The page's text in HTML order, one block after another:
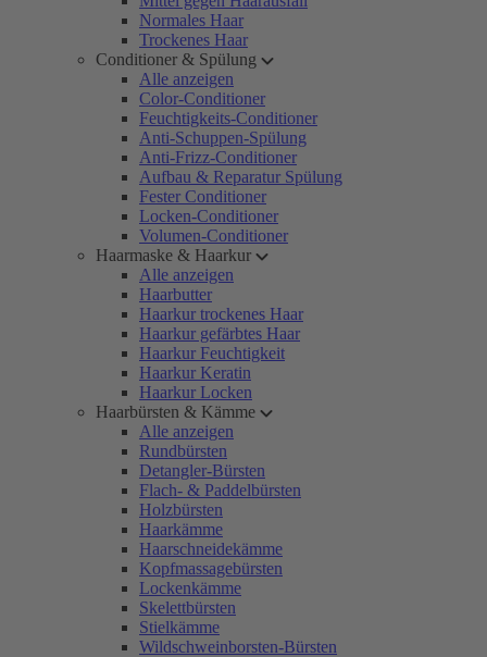
Normales Haar
Trockenes Haar
Conditioner & Spülung
Alle anzeigen
Color-Conditioner
Feuchtigkeits-Conditioner
Anti-Schuppen-Spülung
Anti-Frizz-Conditioner
Aufbau & Reparatur Spülung
Fester Conditioner
Locken-Conditioner
Volumen-Conditioner
Haarmaske & Haarkur
Alle anzeigen
Haarbutter
Haarkur trockenes Haar
Haarkur gefärbtes Haar
Haarkur Feuchtigkeit
Haarkur Keratin
Haarkur Locken
Haarbürsten & Kämme
Alle anzeigen
Rundbürsten
Detangler-Bürsten
Flach- & Paddelbürsten
Holzbürsten
Haarkämme
Haarschneidekämme
Kopfmassagebürsten
Lockenkämme
Skelettbürsten
Stielkämme
Wildschweinborsten-Bürsten